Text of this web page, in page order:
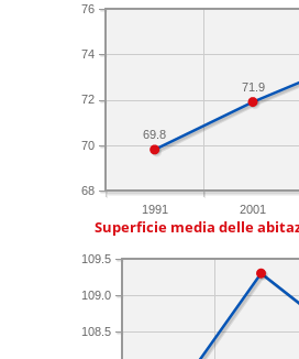
1991 2001
68
70
72
74
76
71.9
69.8
Superficie media delle
108.5
109.0
109.5